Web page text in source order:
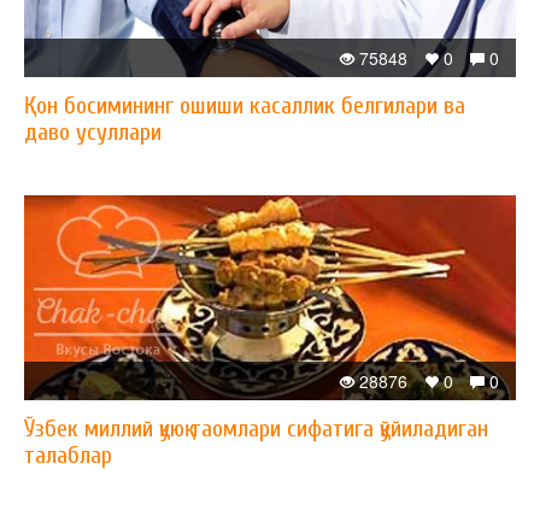
0
0
75848
Қон босимининг ошиши касаллик белгилари ва
даво усуллари
0
0
28876
Ўзбек миллий қуюқ таомлари сифатига қўйиладиган
талаблар